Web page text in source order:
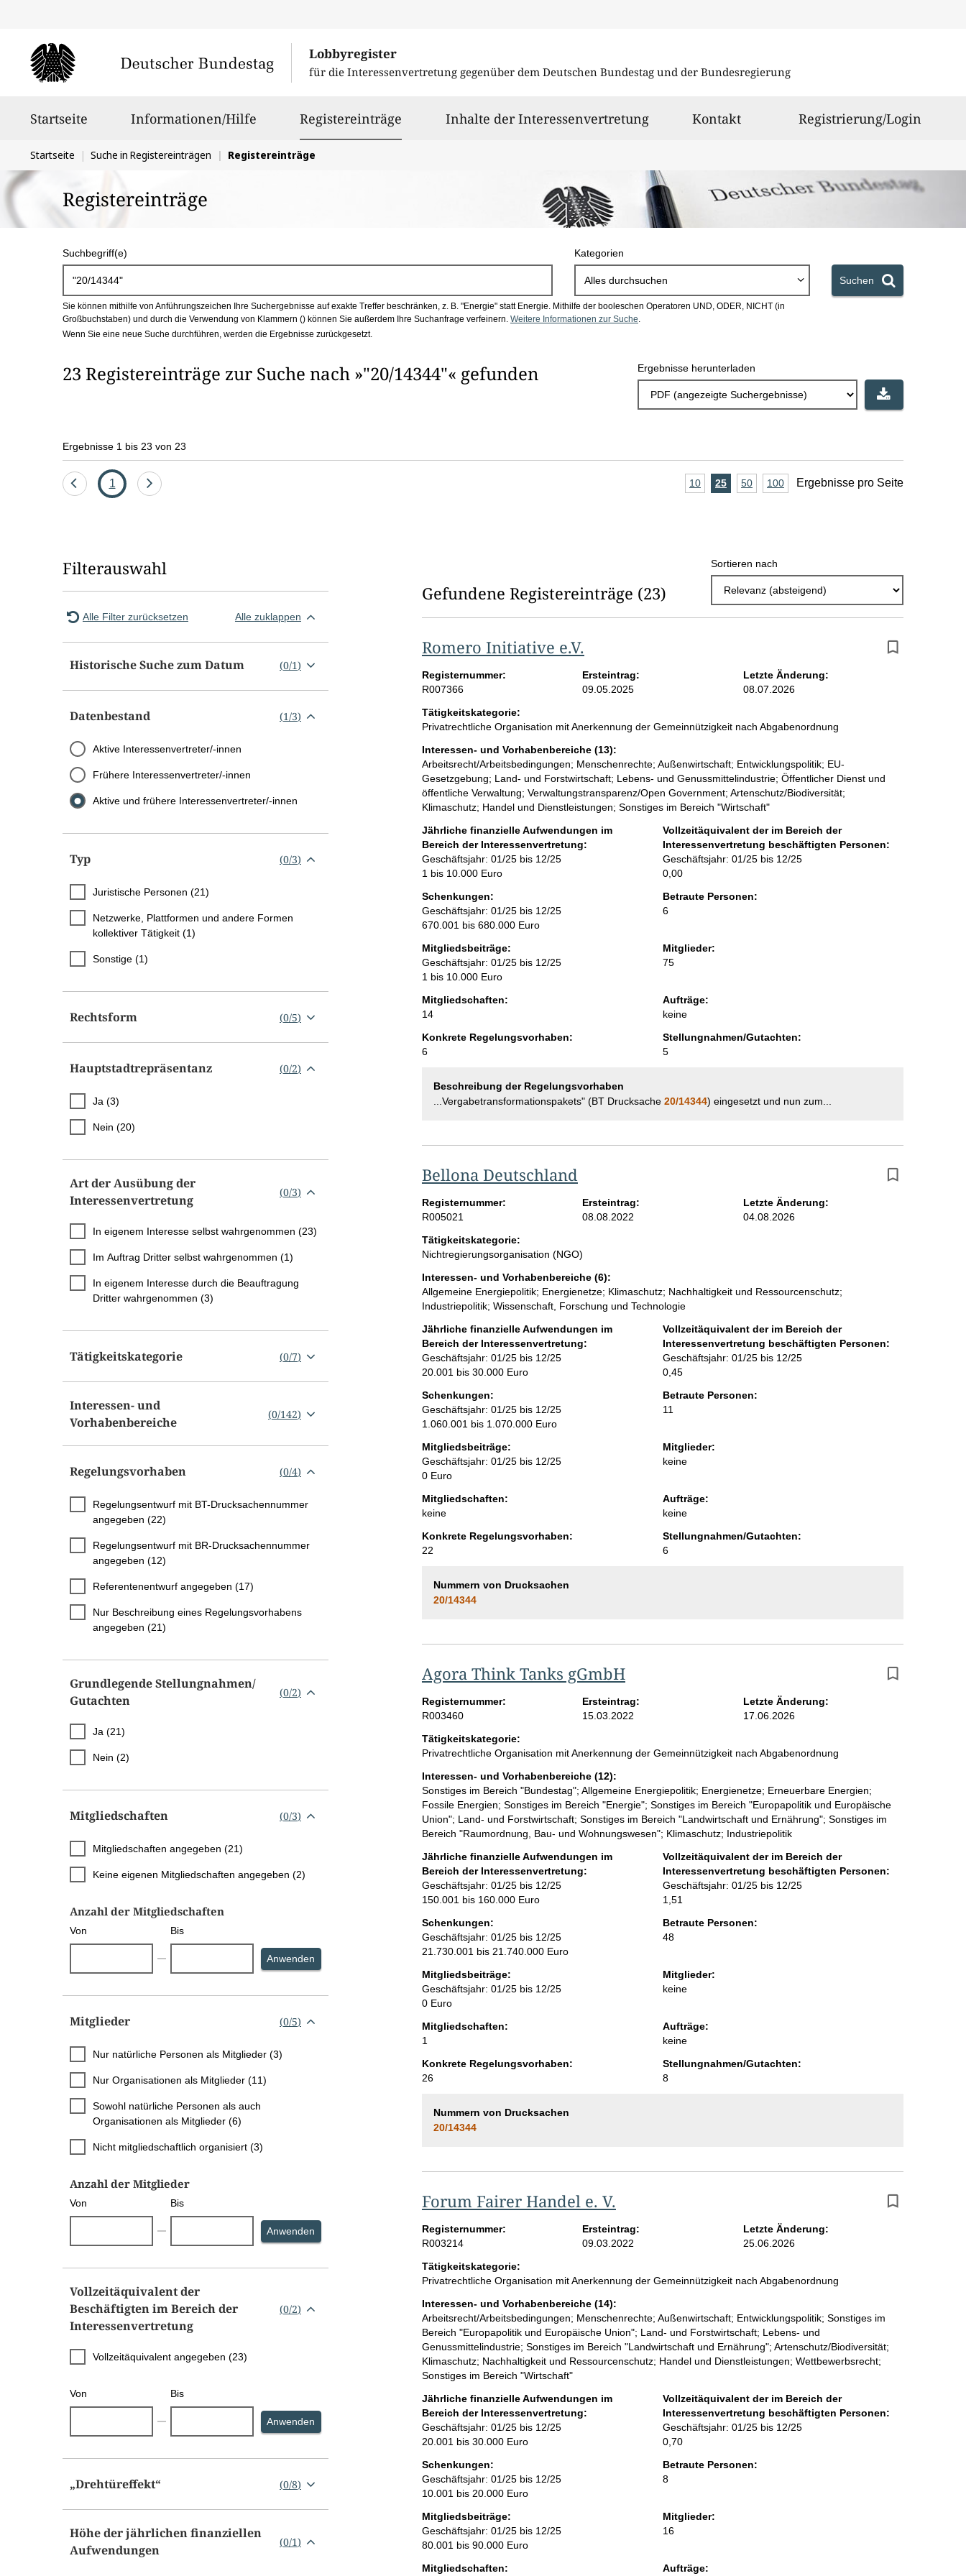
Lobbyregister
für die Interessenvertretung gegenüber dem Deutschen Bundestag und der Bundesregierung
Startseite Informationen/Hilfe Registereinträge ausgewähltInhalte der Interessenvertretung Kontakt Registrierung/Login
Sie
befinden
sich
hier:
Startseite Suche in Registereinträgen Registereinträge
Registereinträge
u
c
h
b
o
Suchbegriff(e) Kategorien
Alles durchsuchen Suchen
Sie können mithilfe von Anführungszeichen Ihre Suchergebnisse auf exakte Treffer beschränken, z. B. "Energie" statt Energie. Mithilfe der booleschen Operatoren UND, ODER, NICHT (in
Großbuchstaben) und durch die Verwendung von Klammern () können Sie außerdem Ihre Suchanfrage verfeinern. Weitere Informationen zur Suche.
Wenn Sie eine neue Suche durchführen, werden die Ergebnisse zurückgesetzt.
23 Registereinträge zur Suche nach »"20/14344"« gefunden Ergebnisse herunterladen
Ergebnisse 1 bis 23 von 23
Eine
Seite
1
Eine
A
b
i
s
s
e
p
e
t
e
10Ergebnisse
25Ergebnisse
50Ergebnisse
100Ergebnisse
Ergebnisse pro Seite
Filterauswahl
Alle Filter zurücksetzen Alle zuklappen
Historische Suche zum Datum (0/1)
Datenbestand (1/3)
Aktive Interessenvertreter/-innen
Frühere Interessenvertreter/-innen
Aktive und frühere Interessenvertreter/-innen
Typ (0/3)
Juristische Personen (21)
Netzwerke, Plattformen und andere Formen
kollektiver Tätigkeit (1)
Sonstige (1)
Rechtsform (0/5)
Hauptstadtrepräsentanz (0/2)
Ja (3)
Nein (20)
Art der Ausübung der
Interessenvertretung
(0/3)
In eigenem Interesse selbst wahrgenommen (23)
Im Auftrag Dritter selbst wahrgenommen (1)
In eigenem Interesse durch die Beauftragung
Dritter wahrgenommen (3)
Tätigkeitskategorie (0/7)
Interessen- und
Vorhabenbereiche
(0/142)
Regelungsvorhaben (0/4)
Regelungsentwurf mit BT-Drucksachennummer
angegeben (22)
Regelungsentwurf mit BR-Drucksachennummer
angegeben (12)
Referentenentwurf angegeben (17)
Nur Beschreibung eines Regelungsvorhabens
angegeben (21)
Grundlegende Stellungnahmen/​
Gutachten
(0/2)
Ja (21)
Nein (2)
Mitgliedschaften (0/3)
Mitgliedschaften angegeben (21)
Keine eigenen Mitgliedschaften angegeben (2)
Anzahl der Mitgliedschaften
Von Bis
Anwenden Selektion Anzahl der Mitgliedschaften
Mitglieder (0/5)
Nur natürliche Personen als Mitglieder (3)
Nur Organisationen als Mitglieder (11)
Sowohl natürliche Personen als auch
Organisationen als Mitglieder (6)
Nicht mitgliedschaftlich organisiert (3)
Anzahl der Mitglieder
Von Bis
Anwenden Selektion Anzahl der Mitglieder
Vollzeitäquivalent der
Beschäftigten im Bereich der
Interessenvertretung
(0/2)
Vollzeitäquivalent angegeben (23)
Von Bis
Anwenden Selektion Vollzeitäquivalent der Beschäftigten im Bereich der Interessenvertretung
„Drehtüreffekt“ (0/8)
Höhe der jährlichen finanziellen
Aufwendungen
(0/1)
Gefundene Registereinträge (23)
Sortieren nach
Romero Initiative e.V.
Registernummer:
R007366
Ersteintrag:
09.05.2025
Letzte Änderung:
08.07.2026
Tätigkeitskategorie:
Privatrechtliche Organisation mit Anerkennung der Gemeinnützigkeit nach Abgabenordnung
Interessen- und Vorhabenbereiche (13):
Arbeitsrecht/Arbeitsbedingungen; Menschenrechte; Außenwirtschaft; Entwicklungspolitik; EU-
Gesetzgebung; Land- und Forstwirtschaft; Lebens- und Genussmittelindustrie; Öffentlicher Dienst und
öffentliche Verwaltung; Verwaltungstransparenz/Open Government; Artenschutz/Biodiversität;
Klimaschutz; Handel und Dienstleistungen; Sonstiges im Bereich "Wirtschaft"
Jährliche finanzielle Aufwendungen im
Bereich der Interessenvertretung:
Geschäftsjahr: 01/25 bis 12/25
1 bis 10.000 Euro
Vollzeitäquivalent der im Bereich der
Interessenvertretung beschäftigten Personen:
Geschäftsjahr: 01/25 bis 12/25
0,00
Schenkungen:
Geschäftsjahr: 01/25 bis 12/25
670.001 bis 680.000 Euro
Betraute Personen:
6
Mitgliedsbeiträge:
Geschäftsjahr: 01/25 bis 12/25
1 bis 10.000 Euro
Mitglieder:
75
Mitgliedschaften:
14
Aufträge:
keine
Konkrete Regelungsvorhaben:
6
Stellungnahmen/Gutachten:
5
Beschreibung der Regelungsvorhaben
...Vergabetransformationspakets" (BT Drucksache 20/14344) eingesetzt und nun zum...
Bellona Deutschland
Registernummer:
R005021
Ersteintrag:
08.08.2022
Letzte Änderung:
04.08.2026
Tätigkeitskategorie:
Nichtregierungsorganisation (NGO)
Interessen- und Vorhabenbereiche (6):
Allgemeine Energiepolitik; Energienetze; Klimaschutz; Nachhaltigkeit und Ressourcenschutz;
Industriepolitik; Wissenschaft, Forschung und Technologie
Jährliche finanzielle Aufwendungen im
Bereich der Interessenvertretung:
Geschäftsjahr: 01/25 bis 12/25
20.001 bis 30.000 Euro
Vollzeitäquivalent der im Bereich der
Interessenvertretung beschäftigten Personen:
Geschäftsjahr: 01/25 bis 12/25
0,45
Schenkungen:
Geschäftsjahr: 01/25 bis 12/25
1.060.001 bis 1.070.000 Euro
Betraute Personen:
11
Mitgliedsbeiträge:
Geschäftsjahr: 01/25 bis 12/25
0 Euro
Mitglieder:
keine
Mitgliedschaften:
keine
Aufträge:
keine
Konkrete Regelungsvorhaben:
22
Stellungnahmen/Gutachten:
6
Nummern von Drucksachen
20/14344
Agora Think Tanks gGmbH
Registernummer:
R003460
Ersteintrag:
15.03.2022
Letzte Änderung:
17.06.2026
Tätigkeitskategorie:
Privatrechtliche Organisation mit Anerkennung der Gemeinnützigkeit nach Abgabenordnung
Interessen- und Vorhabenbereiche (12):
Sonstiges im Bereich "Bundestag"; Allgemeine Energiepolitik; Energienetze; Erneuerbare Energien;
Fossile Energien; Sonstiges im Bereich "Energie"; Sonstiges im Bereich "Europapolitik und Europäische
Union"; Land- und Forstwirtschaft; Sonstiges im Bereich "Landwirtschaft und Ernährung"; Sonstiges im
Bereich "Raumordnung, Bau- und Wohnungswesen"; Klimaschutz; Industriepolitik
Jährliche finanzielle Aufwendungen im
Bereich der Interessenvertretung:
Geschäftsjahr: 01/25 bis 12/25
150.001 bis 160.000 Euro
Vollzeitäquivalent der im Bereich der
Interessenvertretung beschäftigten Personen:
Geschäftsjahr: 01/25 bis 12/25
1,51
Schenkungen:
Geschäftsjahr: 01/25 bis 12/25
21.730.001 bis 21.740.000 Euro
Betraute Personen:
48
Mitgliedsbeiträge:
Geschäftsjahr: 01/25 bis 12/25
0 Euro
Mitglieder:
keine
Mitgliedschaften:
1
Aufträge:
keine
Konkrete Regelungsvorhaben:
26
Stellungnahmen/Gutachten:
8
Nummern von Drucksachen
20/14344
Forum Fairer Handel e. V.
Registernummer:
R003214
Ersteintrag:
09.03.2022
Letzte Änderung:
25.06.2026
Tätigkeitskategorie:
Privatrechtliche Organisation mit Anerkennung der Gemeinnützigkeit nach Abgabenordnung
Interessen- und Vorhabenbereiche (14):
Arbeitsrecht/Arbeitsbedingungen; Menschenrechte; Außenwirtschaft; Entwicklungspolitik; Sonstiges im
Bereich "Europapolitik und Europäische Union"; Land- und Forstwirtschaft; Lebens- und
Genussmittelindustrie; Sonstiges im Bereich "Landwirtschaft und Ernährung"; Artenschutz/Biodiversität;
Klimaschutz; Nachhaltigkeit und Ressourcenschutz; Handel und Dienstleistungen; Wettbewerbsrecht;
Sonstiges im Bereich "Wirtschaft"
Jährliche finanzielle Aufwendungen im
Bereich der Interessenvertretung:
Geschäftsjahr: 01/25 bis 12/25
20.001 bis 30.000 Euro
Vollzeitäquivalent der im Bereich der
Interessenvertretung beschäftigten Personen:
Geschäftsjahr: 01/25 bis 12/25
0,70
Schenkungen:
Geschäftsjahr: 01/25 bis 12/25
10.001 bis 20.000 Euro
Betraute Personen:
8
Mitgliedsbeiträge:
Geschäftsjahr: 01/25 bis 12/25
80.001 bis 90.000 Euro
Mitglieder:
16
Mitgliedschaften: Aufträge: